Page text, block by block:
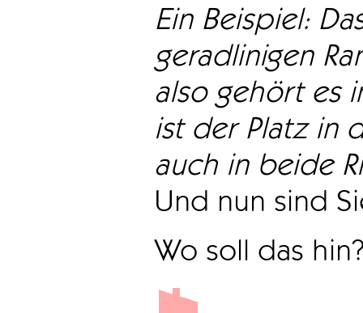
Ein Beispiel:
geradlinigen
also gehört es
ist der Platz in
auch in beide
Und nun sind
Wo soll das